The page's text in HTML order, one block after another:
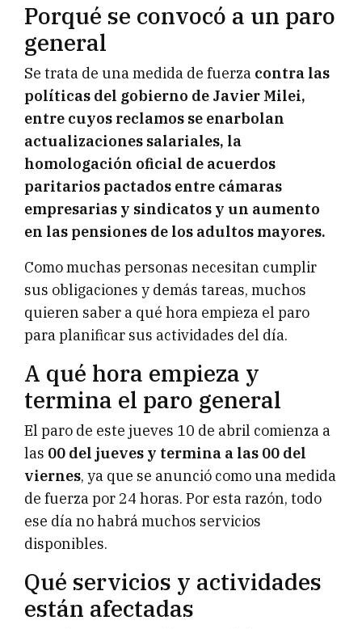
Porqué se convocó a un paro
general
Se trata de una medida de fuerza contra las
políticas del gobierno de Javier Milei,
entre cuyos reclamos se enarbolan
actualizaciones salariales, la
homologación oficial de acuerdos
paritarios pactados entre cámaras
empresarias y sindicatos y un aumento
en las pensiones de los adultos mayores.
Como muchas personas necesitan cumplir
sus obligaciones y demás tareas, muchos
quieren saber a qué hora empieza el paro
para planificar sus actividades del día.
A qué hora empieza y
termina el paro general
El paro de este jueves 10 de abril comienza a
las 00 del jueves y termina a las 00 del
viernes, ya que se anunció como una medida
de fuerza por 24 horas. Por esta razón, todo
ese día no habrá muchos servicios
disponibles.
Qué servicios y actividades
están afectadas